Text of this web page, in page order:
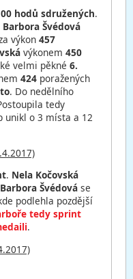
hodů sdružených.
Barbora Švédová
výkon 457
výkonem 450
velmi pěkné 6.
424 poražených
. Do nedělního
tedy
unikl o 3 místa a 12
. Nela Kočovská
Barbora Švédová se
podlehla pozdější
tedy sprint
.